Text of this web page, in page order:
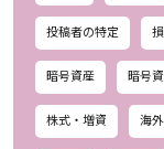
投稿者の特定
暗号資産 暗号
株式・増資 海